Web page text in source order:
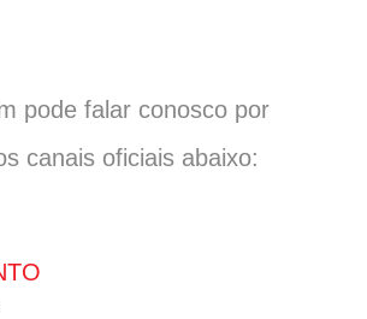
pode falar conosco por
canais oficiais abaixo: